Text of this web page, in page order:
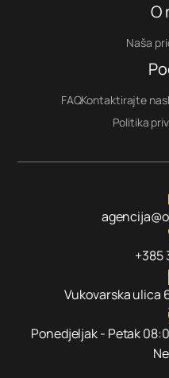
O
Naša
FAQKontaktirajte nas
Politika
+385
Vukovarska ulica
Ponedjeljak - Petak